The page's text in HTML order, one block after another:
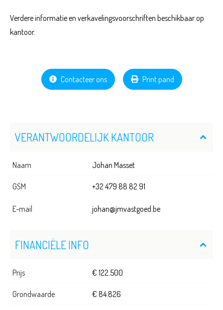
Verdere informatie en verkavelingsvoorschriften beschikbaar op
kantoor.
Contacteer ons Print pand
VERANTWOORDELIJK KANTOOR
Naam Johan Masset
GSM +32 479 88 82 91
E-mail johan@jmvastgoed.be
FINANCIËLE INFO
Prijs € 122.500
Grondwaarde € 84.826